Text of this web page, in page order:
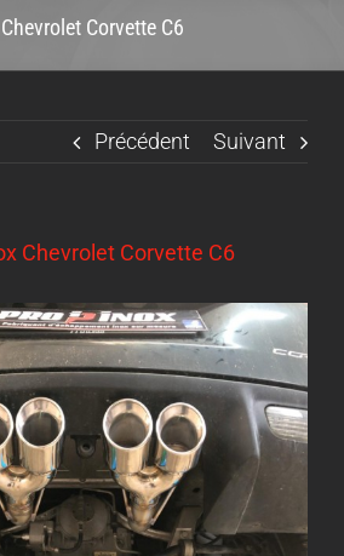
Corvette C6
Précédent Suivant
Chevrolet Corvette C6